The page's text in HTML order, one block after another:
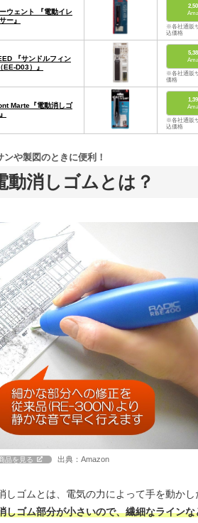
ウェント 『電動イレ
ー』
※各社通販
込価格
『サンドルフィン
EE-D03）』
※各社通販
価格
Marte『電動消しゴ
※各社通販
込価格
動消しゴムとは？
ンや製図のときに便利！
品を見る 出典：Amazon
しゴムとは、電気の力によって手を動か
しゴム部分が小さいので、繊細なライン